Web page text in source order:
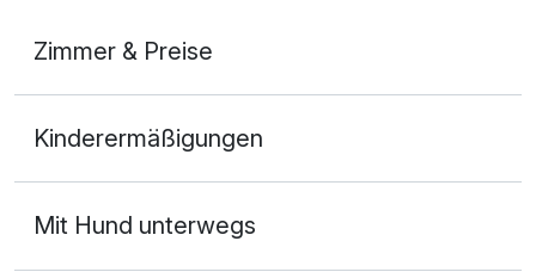
Zimmer & Preise
2 Erwachsene
Kinderermäßigungen
Mit Hund unterwegs